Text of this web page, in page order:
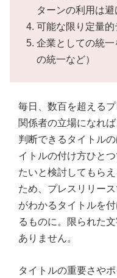
ターンの利用は
可能な限り定量
企業としての統
の統一など）
毎日、数百を超える
関係者の立場になれ
判断できるタイトル
イトルの付け方ひと
たいと検討してもら
ため、プレスリリー
がわかるタイトルを
るものに。限られた
ありません。
タイトルの重要さや